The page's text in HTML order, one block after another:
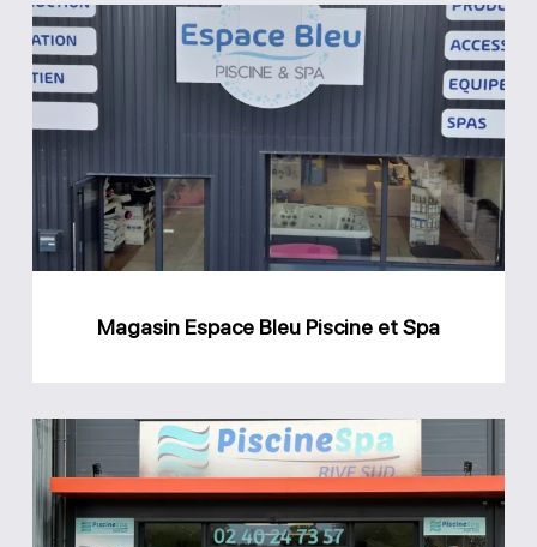
Magasin
Espace
Bleu
et
Spa
Magasin Espace Bleu Piscine et Spa
Magasin
Rive
Sud